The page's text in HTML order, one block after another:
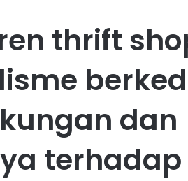
thrift
dan
terhadap